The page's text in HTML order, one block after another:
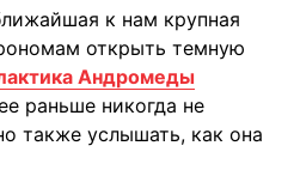
к нам крупная
открыть темную
Андромеды
раньше никогда не
также услышать, как она